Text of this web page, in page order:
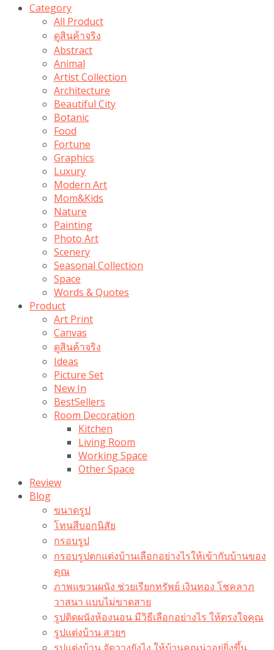
Category
All Product
ดูสินค้าจริง
Abstract
Animal
Artist Collection
Architecture
Beautiful City
Botanic
Food
Fortune
Graphics
Luxury
Modern Art
Mom&Kids
Nature
Painting
Photo Art
Scenery
Seasonal Collection
Space
Words & Quotes
Product
Art Print
Canvas
ดูสินค้าจริง
Ideas
Picture Set
New In
BestSellers
Room Decoration
Kitchen
Living Room
Working Space
Other Space
Review
Blog
ขนาดรูป
โทนสีบอกนิสัย
กรอบรูป
กรอบรูปตกแต่งบ้านเลือกอย่างไรให้เข้ากับบ้านของ
คุณ
ภาพแขวนผนัง ช่วยเรียกทรัพย์ เงินทอง โชคลาภ
วาสนา แบบไม่ขาดสาย
รูปติดผนังห้องนอน มีวิธีเลือกอย่างไร ให้ตรงใจคุณ
รูปแต่งบ้าน สวยๆ
รูปแต่งบ้าน จัดวางยังไง ให้บ้านคุณน่าอยู่ยิ่งขึ้น